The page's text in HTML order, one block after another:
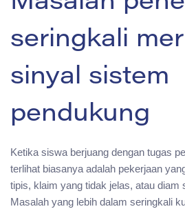
seringkali
sinyal sistem
pendukung
Ketika siswa berjuang dengan tugas
terlihat biasanya adalah pekerjaan
tipis, klaim yang tidak jelas, atau diam
Masalah yang lebih dalam seringkali